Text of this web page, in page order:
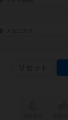
できます。直感的にゲ
ゲーム性を構成するコ
リセット